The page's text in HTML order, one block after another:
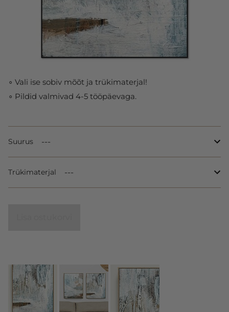
∘ Vali ise sobiv mõõt ja trükimaterjal!
∘ Pildid valmivad 4-5 tööpäevaga.
Suurus
Trükimaterjal